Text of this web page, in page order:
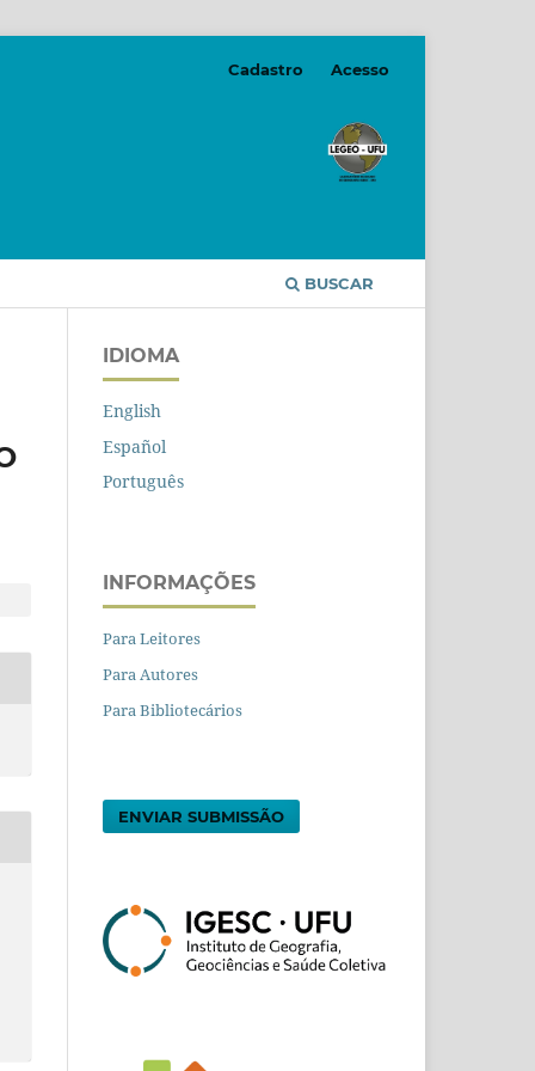
BUSCAR
Cadastro Acesso
IDIOMA
English
Español
Português
INFORMAÇÕES
Para Leitores
Para Autores
Para Bibliotecários
ENVIAR SUBMISSÃO